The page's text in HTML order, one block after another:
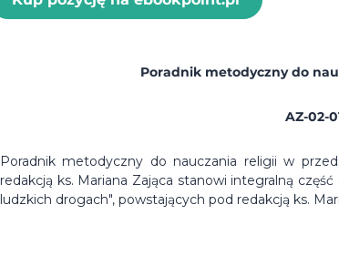
Poradnik metodyczny do
AZ-02-
Poradnik metodyczny do nauczania religii w
redakcją ks. Mariana Zająca stanowi integralną
ludzkich drogach", powstających pod redakcją ks.